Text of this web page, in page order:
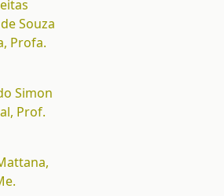
Souza
Profa.
Simon
Prof.